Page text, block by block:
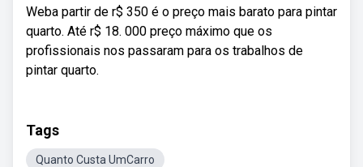
Weba partir de r$ 350 é o preço mais barato para pintar
quarto. Até r$ 18. 000 preço máximo que os
profissionais nos passaram para os trabalhos de
pintar quarto.
Tags
Quanto Custa UmCarro